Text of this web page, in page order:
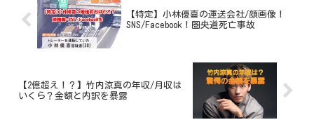
【特定】小林優喜の運送会社/顔画像！
SNS/Facebook！圏央道死亡事故
【2億超え！？】竹内涼真の年収/月収は
いくら？金額と内訳を暴露